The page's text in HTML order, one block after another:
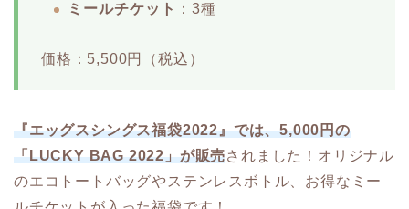
ミールチケット
：3種
価格：5,500円（税込）
『エッグスシングス福袋2022』では、5,000円の
「LUCKY BAG 2022」が販売されました！オリジナル
のエコトートバッグやステンレスボトル、お得なミー